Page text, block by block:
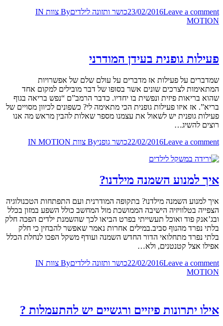
23/02/2016Leave a comment כושר ותזונה לילדיםBy
צוות IN
MOTION
פעילות גופנית בעידן המודרני
שמדברים על פעילות אז מדברים על עולם שלם של אפשרויות
המתאימות לצרכים שונים אשר בסופו של דבר מובילים למקום אחד
שהוא בריאות פיזית ונפשית בו יחדיו. כדבר הרמב”ם “נפש בריאה בגוף
בריא”. אז איזו פעילות גופנית הכי מתאימה לי? כשפונים לכיוון מסויים של
פעילות גופנית יש לשאול את עצמנו מספר שאלות להבין מראש מה אנו
רוצים להשיג…
22/02/2016Leave a comment כושר גופניBy צוות IN MOTION
איך למנוע השמנה מילדנו?
איך למנוע השמנה מילדנו? בתקופה המודרנית ועם התפתחות הטכנולוגיה
הצפייה בטלוויזיה הישיבה הממושכת מול המחשב כולל השפע במזון בכלל
ובג’אנק פוד ואוכל תעשייתי בפרט הביאו לכך שהשמנת ילדים הפכה חלק
בלתי נפרד מהנוף סביב.במילים אחרות נאמר שאפשר להבחין כי חלק
בלתי נפרד מתחלואי הדור החדש השמנה ועודף משקל הפכו לנחלת הכלל
אפילו אצל קטנטנים, ולא…
22/02/2016Leave a comment כושר ותזונה לילדיםBy
צוות IN
MOTION
אילו יתרונות פיזיים ורגשיים יש להתעמלות ?